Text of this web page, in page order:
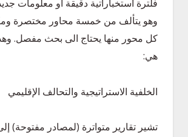
فلترة استخباراتية دقيقة أو معلومات
وهو يتألف من خمسة محاور مختصرة
كل محور منها يحتاج الى بحث مفصل.
هي:
الخلفية الاستراتيجية والتحالف الإقليمي
تشير تقارير متواترة (لمصادر مفتوحة)